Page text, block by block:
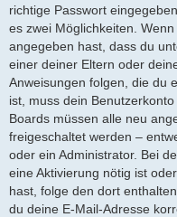
richtige Passwort
es zwei Möglichkeiten. Wenn
angegeben hast, dass du
einer deiner Eltern oder
Anweisungen folgen, die du
ist, muss dein
Boards müssen alle neu
freigeschaltet werden –
oder ein Administrator. Bei
eine Aktivierung nötig ist
hast, folge den dort
du deine E-Mail-Adresse